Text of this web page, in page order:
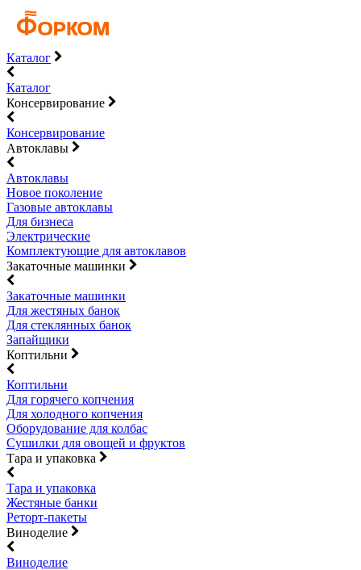
Каталог
Каталог
Консервирование
Консервирование
Автоклавы
Автоклавы
Новое поколение
Газовые автоклавы
Для бизнеса
Электрические
Комплектующие для автоклавов
Закаточные машинки
Закаточные машинки
Для жестяных банок
Для стеклянных банок
Запайщики
Коптильни
Коптильни
Для горячего копчения
Для холодного копчения
Оборудование для колбас
Сушилки для овощей и фруктов
Тара и упаковка
Тара и упаковка
Жестяные банки
Реторт-пакеты
Виноделие
Виноделие